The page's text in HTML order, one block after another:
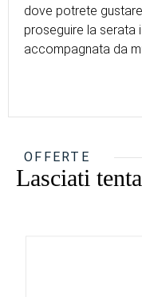
dove potrete
proseguire la serata
accompagnata da
OFFERTE
Lasciati